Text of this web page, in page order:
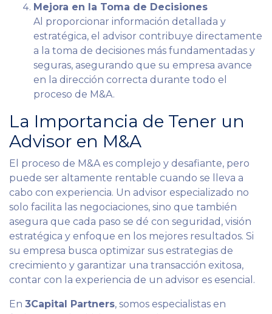
Mejora en la Toma de Decisiones
Al proporcionar información detallada y
estratégica, el advisor contribuye directamente
a la toma de decisiones más fundamentadas y
seguras, asegurando que su empresa avance
en la dirección correcta durante todo el
proceso de M&A.
La Importancia de Tener un
Advisor en M&A
El proceso de M&A es complejo y desafiante, pero
puede ser altamente rentable cuando se lleva a
cabo con experiencia. Un advisor especializado no
solo facilita las negociaciones, sino que también
asegura que cada paso se dé con seguridad, visión
estratégica y enfoque en los mejores resultados. Si
su empresa busca optimizar sus estrategias de
crecimiento y garantizar una transacción exitosa,
contar con la experiencia de un advisor es esencial.
En 3Capital Partners, somos especialistas en